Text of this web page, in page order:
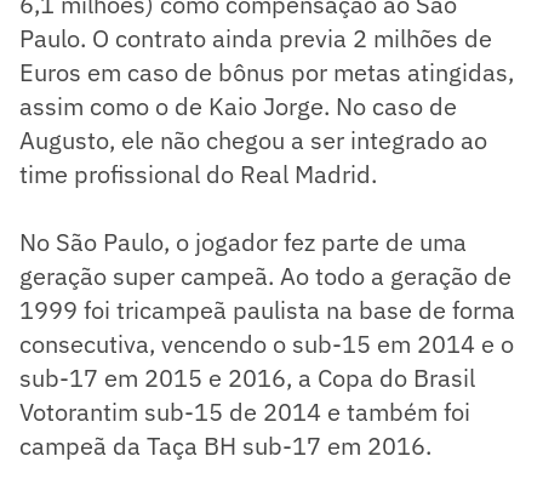
Paulo. O contrato ainda previa 2 milhões de
Euros em caso de bônus por metas atingidas,
assim como o de Kaio Jorge. No caso de
Augusto, ele não chegou a ser integrado ao
time profissional do Real Madrid.
No São Paulo, o jogador fez parte de uma
geração super campeã. Ao todo a geração de
1999 foi tricampeã paulista na base de forma
consecutiva, vencendo o sub-15 em 2014 e o
sub-17 em 2015 e 2016, a Copa do Brasil
Votorantim sub-15 de 2014 e também foi
campeã da Taça BH sub-17 em 2016.